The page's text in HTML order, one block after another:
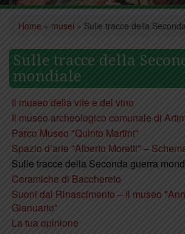
Home » musei » Sulle tracce della
Sulle tracce della
mondiale
Il museo della vite e del vino
Il museo archeologico comunale di
Parco Museo "Quinto Martini"
Spazio d’arte "Alberto Moretti" –
Sulle tracce della Seconda guerra
Ceramiche di Bacchereto
Suoni dal Rinascimento – Il museo
Gianuario"
La tua opinione